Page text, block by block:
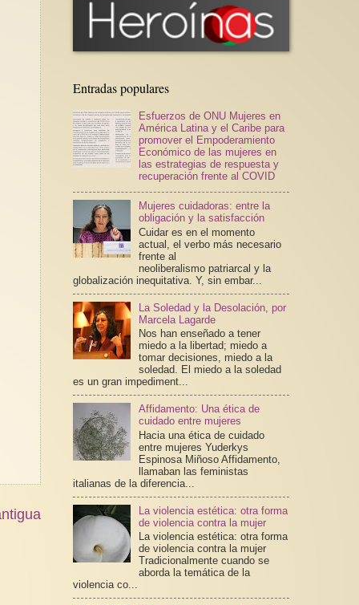
Entradas populares
Esfuerzos de ONU Mujeres en
América Latina y el Caribe para
promover el Empoderamiento
Económico de las mujeres en
las estrategias de respuesta y
recuperación frente al COVID
Mujeres cuidadoras: entre la
obligación y la satisfacción
Cuidar es en el momento
actual, el verbo más necesario
frente al
neoliberalismo patriarcal y la
globalización inequitativa. Y, sin embar...
La Soledad y la Desolación, por
Marcela Lagarde
Nos han enseñado a tener
miedo a la libertad; miedo a
tomar decisiones, miedo a la
soledad. El miedo a la soledad
es un gran impediment...
Affidamento: Una ética de
cuidado entre mujeres
Hacia una ética de cuidado
entre mujeres Yuderkys
Espinosa Miñoso Affidamento,
llamaban las feministas
italianas de la diferencia...
La violencia estética: otra forma
de violencia contra la mujer
La violencia estética: otra forma
de violencia contra la mujer
Tradicionalmente cuando se
aborda la temática de la
violencia co...